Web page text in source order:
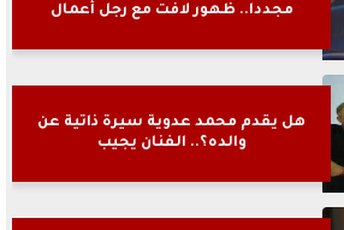
مجددا.. ظهور لافت مع رجل أعمال
هل يقدم محمد عدوية سيرة ذاتية عن
والده؟.. الفنان يجيب